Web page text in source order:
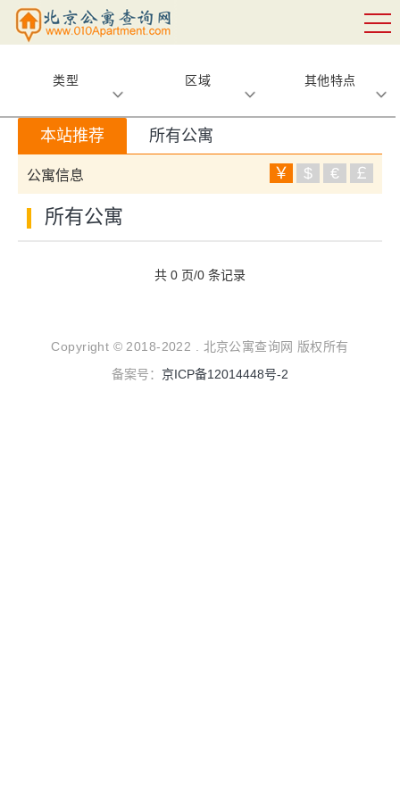
类型 区域 其他特点
本站推荐 所有公寓
公寓信息 ￥ $ € ￡
所有公寓
共 0 页/0 条记录
Copyright © 2018-2022 . 北京公寓查询网 版权所有
备案号： 京ICP备12014448号-2